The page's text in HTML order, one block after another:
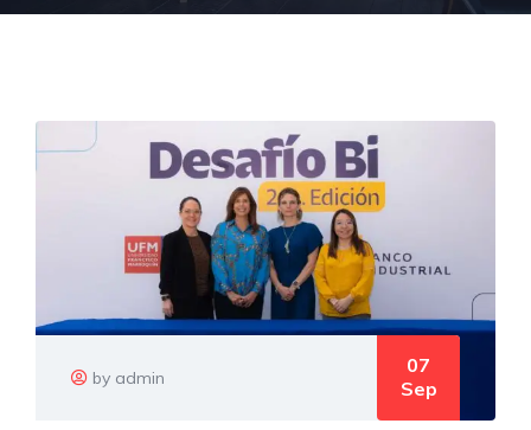
by admin
07
Sep